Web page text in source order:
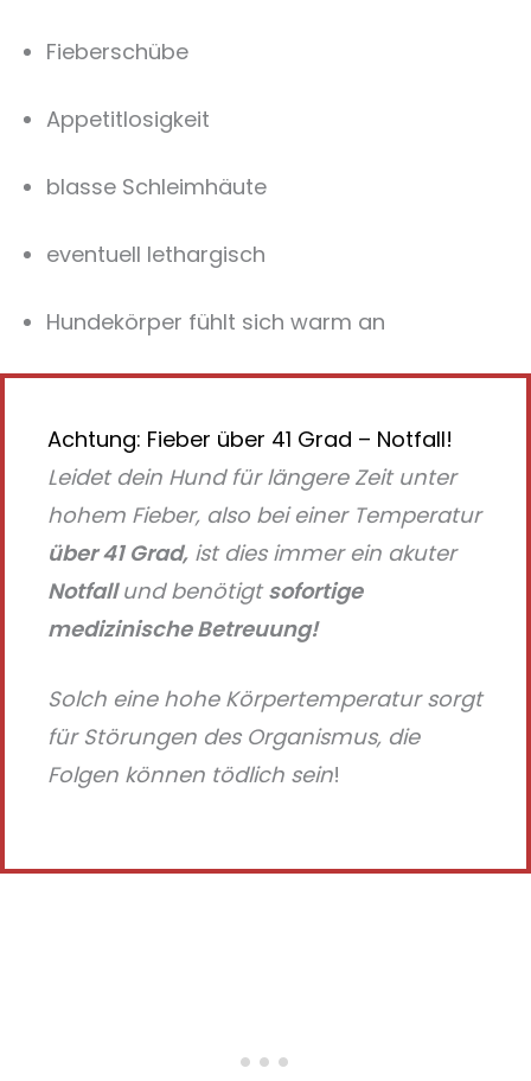
Fieberschübe
Appetitlosigkeit
blasse Schleimhäute
eventuell lethargisch
Hundekörper fühlt sich warm an
Achtung: Fieber über 41 Grad – Notfall!
Leidet dein Hund für längere Zeit unter
hohem Fieber, also bei einer Temperatur
über 41 Grad, ist dies immer ein akuter
Notfallund benötigtsofortige
medizinische Betreuung!
Solch eine hohe Körpertemperatur sorgt
für Störungen des Organismus, die
Folgen können tödlich sein!